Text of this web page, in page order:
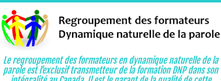
Le regroupement des formateurs en dynamique naturelle de la
parole est l’exclusif transmetteur de la formation DNP dans son